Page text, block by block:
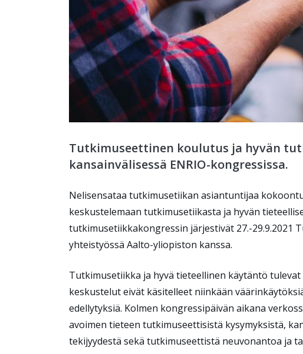
Tutkimuseettinen koulutus ja hyvän
kansainvälisessä ENRIO-kongressissa.
Nelisensataa tutkimusetiikan asiantuntijaa
keskustelemaan tutkimusetiikasta ja hyvän
tutkimusetiikkakongressin järjestivät 27.-29.9.2021
yhteistyössä Aalto-yliopiston kanssa.
Tutkimusetiikka ja hyvä tieteellinen käytäntö
keskustelut eivät käsitelleet niinkään
edellytyksiä. Kolmen kongressipäivän aikana
avoimen tieteen tutkimuseettisistä kysymyksistä,
tekijyydestä sekä tutkimuseettistä neuvonantoa ja